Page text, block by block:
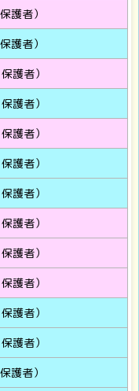
護者）
護者）
護者）
護者）
護者）
護者）
護者）
護者）
護者）
護者）
護者）
護者）
護者）